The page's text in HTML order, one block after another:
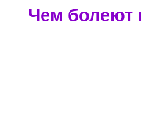
Чем болеют